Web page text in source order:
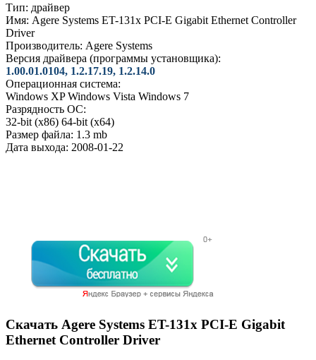
Тип: драйвер
Имя: Agere Systems ET-131x PCI-E Gigabit Ethernet Controller
Driver
Производитель: Agere Systems
Версия драйвера (программы установщика):
1.00.01.0104, 1.2.17.19, 1.2.14.0
Операционная система:
Windows XP Windows Vista Windows 7
Разрядность ОС:
32-bit (x86) 64-bit (x64)
Размер файла: 1.3 mb
Дата выхода: 2008-01-22
Скачать Agere Systems ET-131x PCI-E Gigabit
Ethernet Controller Driver